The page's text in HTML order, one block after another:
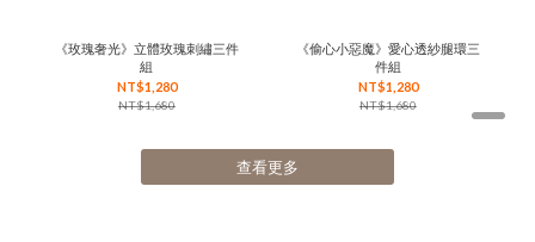
《玫瑰奢光》立體玫瑰刺繡三件
組
NT$1,280
NT$1,680
《偷心小惡魔》愛心透紗腿環三
件組
NT$1,280
NT$1,680
查看更多